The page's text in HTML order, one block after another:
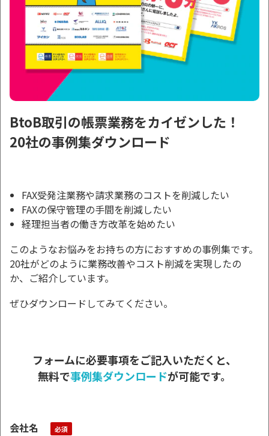
BtoB取引の帳票業務をカイゼンした！
20社の事例集ダウンロード
FAX受発注業務や請求業務のコストを削減したい
FAXの保守管理の手間を削減したい
経理担当者の働き方改革を始めたい
このようなお悩みをお持ちの方におすすめの事例集です。
20社がどのように業務改善やコスト削減を実現したの
か、ご紹介しています。
ぜひダウンロードしてみてください。
フォームに必要事項をご記入いただくと、
無料で事例集ダウンロードが可能です。
会社名